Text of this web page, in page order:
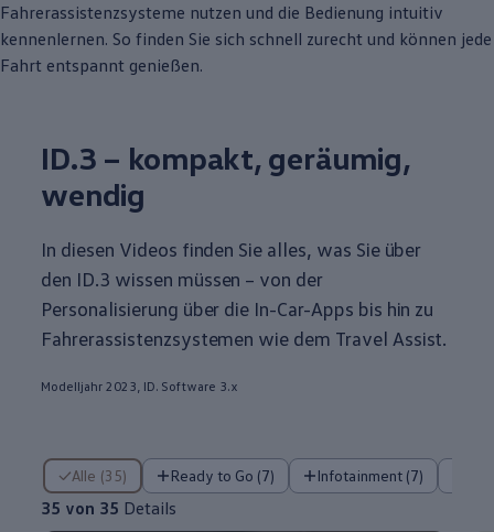
Fahrerassistenzsysteme nutzen und die Bedienung intuitiv
kennenlernen. So finden Sie sich schnell zurecht und können jede
Fahrt entspannt genießen.
ID.3 – kompakt, geräumig,
wendig
In diesen Videos finden Sie alles, was Sie über
den ID.3 wissen müssen – von der
Personalisierung über die In-Car-Apps bis hin zu
Fahrerassistenzsystemen wie dem Travel Assist.
Modelljahr 2023, ID. Software 3.x
Alle (35) Ready to Go (7) Infotainment (7)
35 von 35 Details
35 von 35 Details